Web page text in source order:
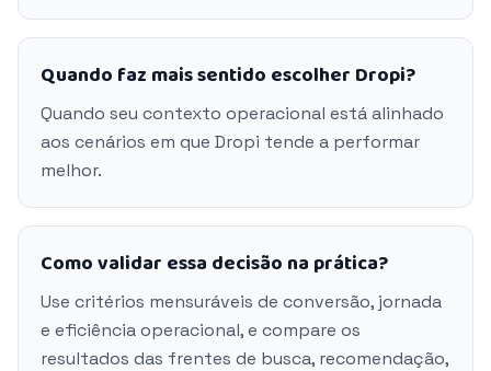
Quando faz mais sentido escolher Dropi?
Quando seu contexto operacional está alinhado
aos cenários em que Dropi tende a performar
melhor.
Como validar essa decisão na prática?
Use critérios mensuráveis de conversão, jornada
e eficiência operacional, e compare os
resultados das frentes de busca, recomendação,